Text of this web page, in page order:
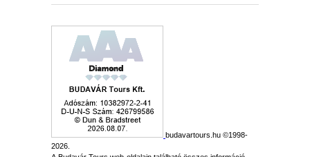
budavartours.hu ©1998-
2026.